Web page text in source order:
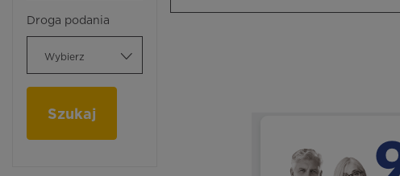
Droga podania
Wybierz
Szukaj